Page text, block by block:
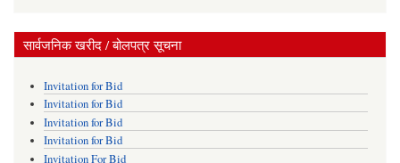
सार्वजनिक खरीद / बोलपत्र सूचना
Invitation for Bid
Invitation for Bid
Invitation for Bid
Invitation for Bid
Invitation For Bid